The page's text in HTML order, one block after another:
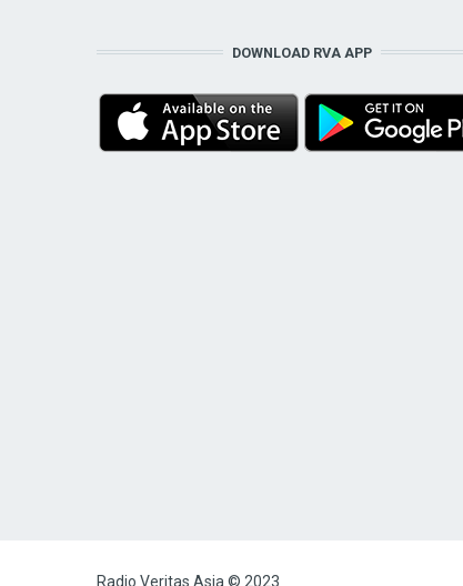
DOWNLOAD RVA APP
Radio Veritas Asia © 2023